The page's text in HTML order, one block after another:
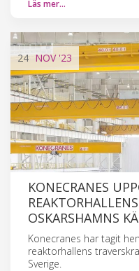
Läs mer…
24 NOV'23
KONECRANES
OSKARSHAMNS
Konecranes har tagit
reaktorhallens
Sverige.